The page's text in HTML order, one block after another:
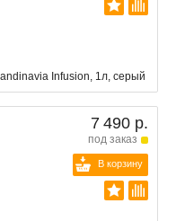
Infusion, 1л, серый
7 490 р.
под заказ
В корзину